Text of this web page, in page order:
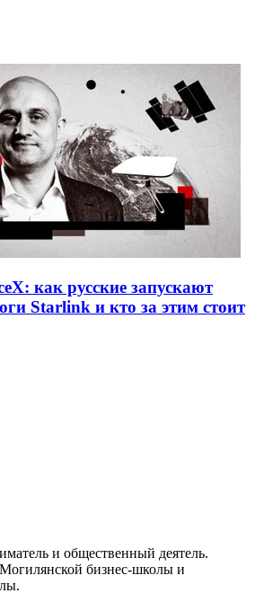
как русские запускают
Starlink и кто за этим стоит
и общественный деятель.
бизнес-школы и